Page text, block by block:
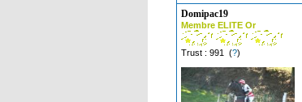
Domipac19
Membre ELITE Or
Trust : 991 (?)